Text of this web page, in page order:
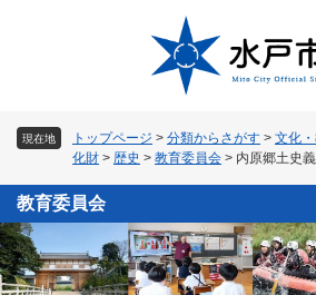
本
文
へ
現在地 トップページ > 分類からさがす > 文化
化財 > 歴史 > 教育委員会 > 内原郷土史
教育委員会